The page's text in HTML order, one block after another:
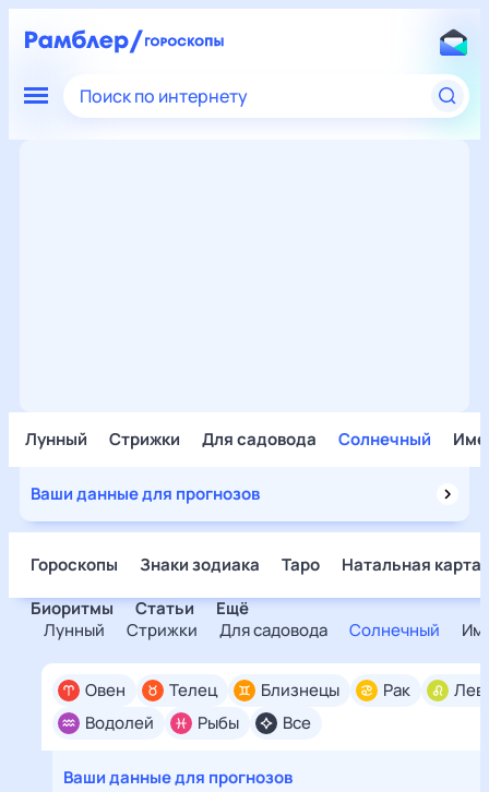
Поиск по интернету
Лунный Стрижки Для садовода Солнечный
Ваши данные для прогнозов
Гороскопы Знаки зодиака Таро
Натальная карта
Биоритмы
Статьи
Ещё
Лунный
Стрижки Для садовода Солнечный
Все
Овен Телец Близнецы Рак
Лев
Водолей
Рыбы
Ваши данные для прогнозов